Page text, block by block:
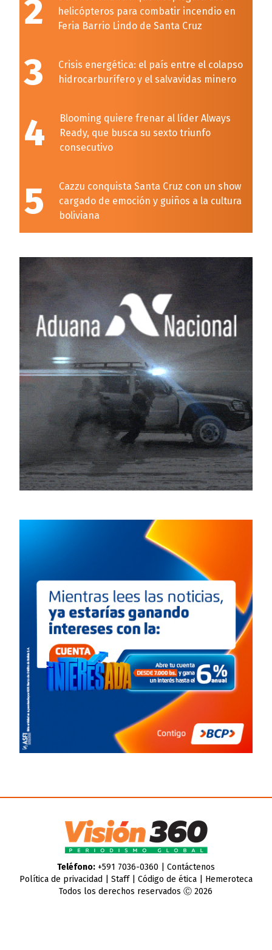
2
helicópteros para combatir incendio en
Feria Barrio Lindo de Santa Cruz
3
Crisis energética: el país entre el colapso
hidrocarburífero y el salvavidas minero
4
Blooming quiere frenar al líder Always
Ready, que busca su sexto triunfo
consecutivo
5
Cazzu conquista Santa Cruz con un show
cargado de emoción y guiños a la cultura
boliviana
Teléfono:+591 7036-0360 | Contáctenos
Política de privacidad
Staff| Código de ética| Hemeroteca
Todos los derechos reservados Ⓒ 2026